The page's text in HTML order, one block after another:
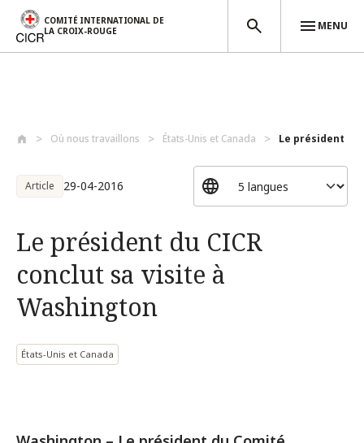
COMITÉ INTERNATIONAL DE
LA CROIX-ROUGE
MENU
Où nous travaillons États-Unis et Canada Le président du
Article 29-04-2016
Le président du CICR
conclut sa visite à
Washington
États-Unis et Canada